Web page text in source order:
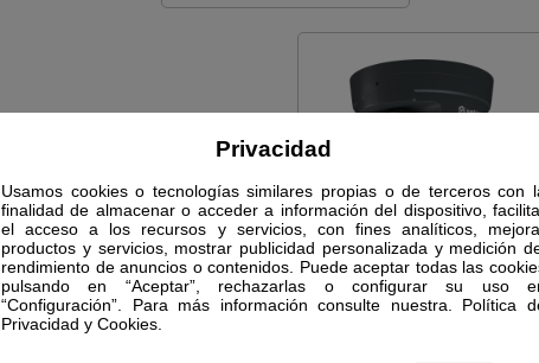
Privacidad
Usamos cookies o tecnologías similares propias o de terceros con
finalidad de almacenar o acceder a información del dispositivo,
el acceso a los recursos y servicios, con fines analíticos,
productos y servicios, mostrar publicidad personalizada y medición
rendimiento de anuncios o contenidos. Puede aceptar todas las
pulsando en “Aceptar”, rechazarlas o configurar su uso
“Configuración”. Para más información consulte nuestra. Política
Privacidad y Cookies.
SAFIRE SMART
SF-IPT520ZA-4E1-
GREY
TURRET IP E1 AI 4MP 2.8-12MM